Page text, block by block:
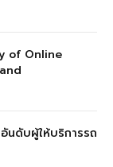
of Online
อันดับผู้ให้บริการรถ